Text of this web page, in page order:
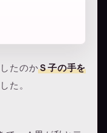
たのかＳ子の手を
た。